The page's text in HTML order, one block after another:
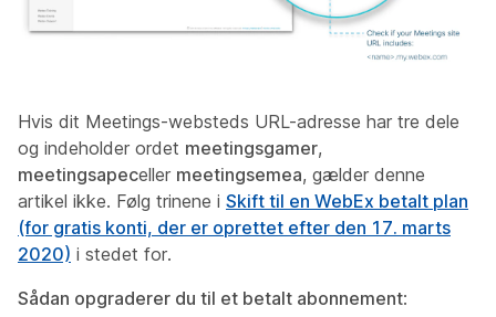
Hvis dit Meetings-websteds URL-adresse har tre dele
og indeholder ordet meetingsgamer,
meetingsapeceller meetingsemea, gælder denne
artikel ikke. Følg trinene i Skift til en WebEx betalt plan
(for gratis konti, der er oprettet efter den 17. marts
2020) i stedet for.
Sådan opgraderer du til et betalt abonnement: